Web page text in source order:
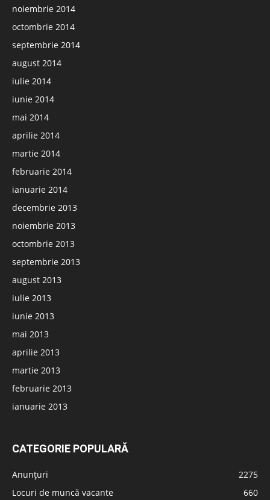
noiembrie 2014
octombrie 2014
septembrie 2014
august 2014
iulie 2014
iunie 2014
mai 2014
aprilie 2014
martie 2014
februarie 2014
ianuarie 2014
decembrie 2013
noiembrie 2013
octombrie 2013
septembrie 2013
august 2013
iulie 2013
iunie 2013
mai 2013
aprilie 2013
martie 2013
februarie 2013
ianuarie 2013
CATEGORIE POPULARĂ
Anunțuri
2275
Locuri de muncă vacante
660